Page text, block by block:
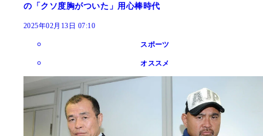
の「クソ度胸がついた」用心棒時代
2025年02月13日 07:10
スポーツ
オススメ